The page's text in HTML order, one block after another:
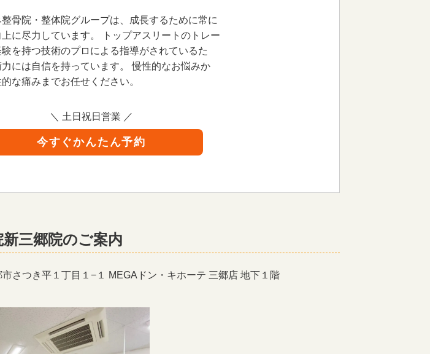
整骨院・整体院グループは、成長するために常に
に尽力しています。 トップアスリートのトレー
を持つ技術のプロによる指導がされているた
には自信を持っています。 慢性的なお悩みか
な痛みまでお任せください。
＼ 土日祝日営業 ／
今すぐかんたん予約
三郷院のご案内
つき平１丁目１−１ MEGAドン・キホーテ 三郷店 地下１階